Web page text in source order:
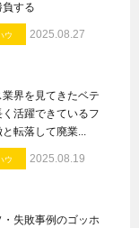
する
ウ 2025.08.27
界を見てきたベテ
活躍できているフ
転落して廃業...
ウ 2025.08.19
失敗事例のゴッホ